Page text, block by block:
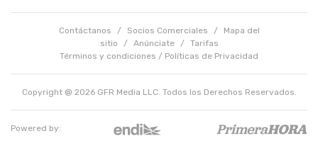
Contáctanos / Socios Comerciales /
Mapa del
sitio
/ Anúnciate /
Tarifas
Términos y condiciones / Políticas de Privacidad
Copyright @ 2026 GFR Media LLC. Todos los Derechos Reservados.
Powered by: